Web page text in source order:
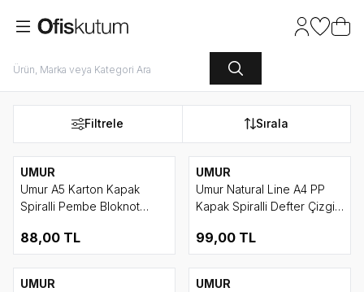
Hesabım
Filtrele Sırala
UMUR
Umur A5 Karton Kapak
Spiralli Pembe Bloknot
88,00 TL
UMUR
Umur Natural Line A4 PP
Kapak Spiralli Defter Çizgili
99,00 TL
UMUR
UMUR